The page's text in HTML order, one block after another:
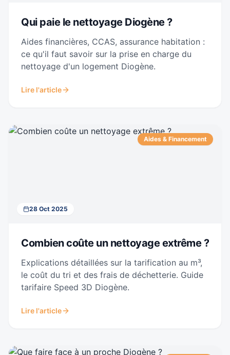
Qui paie le nettoyage Diogène ?
Aides financières, CCAS, assurance habitation :
ce qu'il faut savoir sur la prise en charge du
nettoyage d'un logement Diogène.
Lire l'article
Aides & Financement
28 Oct 2025
Combien coûte un nettoyage extrême ?
Explications détaillées sur la tarification au m³,
le coût du tri et des frais de déchetterie. Guide
tarifaire Speed 3D Diogène.
Lire l'article